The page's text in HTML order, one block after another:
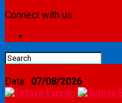
Connect with us
Data: 07/08/2026